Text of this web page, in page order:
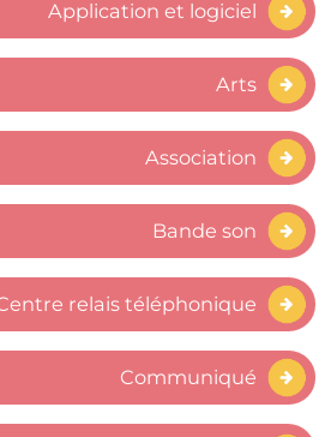
Application et logiciel
Arts
Association
Bande son
relais téléphonique
Communiqué